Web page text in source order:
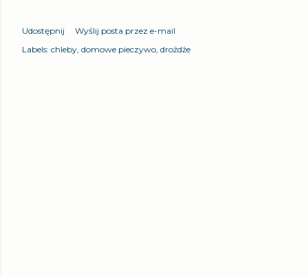
Udostępnij
Wyślij posta przez e-mail
Labels: chleby domowe pieczywo drożdże